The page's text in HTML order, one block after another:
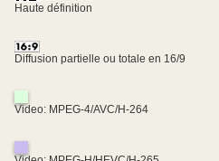
Haute définition
Diffusion partielle ou totale en 16/9
Video: MPEG-4/AVC/H-264